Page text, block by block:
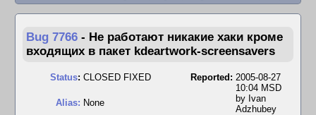
Bug 7766 - Не работают никакие хаки кроме
входящих в пакет kdeartwork-screensavers
Status: CLOSED FIXED
Alias: None
Reported: 2005-08-27
10:04 MSD
by Ivan
Adzhubey